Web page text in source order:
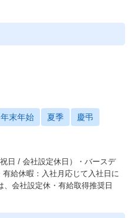
年末年始 夏季 慶弔
日 / 会社設定休日）・バースデ
給休暇：入社月応じて入社日に
会社設定休・有給取得推奨日